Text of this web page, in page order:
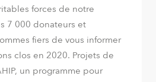
forces de notre
7 000 donateurs et
fiers de vous informer
clos en 2020. Projets de
un programme pour